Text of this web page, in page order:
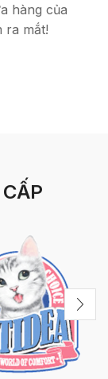
hàng của
ra mắt!